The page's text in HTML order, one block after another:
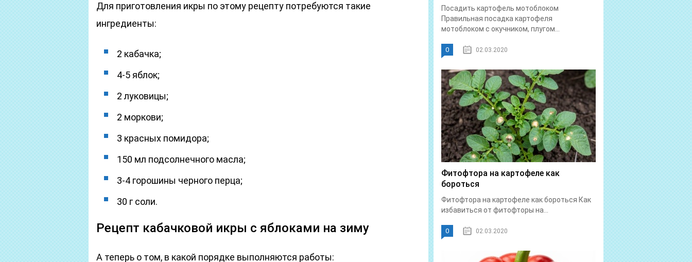
Для приготовления икры по этому рецепту потребуются такие
ингредиенты:
2 кабачка;
4-5 яблок;
2 луковицы;
2 моркови;
3 красных помидора;
150 мл подсолнечного масла;
3-4 горошины черного перца;
30 г соли.
Рецепт кабачковой икры с яблоками на зиму
А теперь о том, в какой порядке выполняются работы:
Посадить картофель мотоблоком
Правильная посадка картофеля
мотоблоком с окучником, плугом...
0 02.03.2020
Фитофтора на картофеле как
бороться
Фитофтора на картофеле как бороться Как
избавиться от фитофторы на...
0 02.03.2020